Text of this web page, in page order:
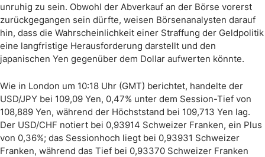
unruhig zu sein. Obwohl der Abverkauf an der Börse vorerst
zurückgegangen sein dürfte, weisen Börsenanalysten darauf
hin, dass die Wahrscheinlichkeit einer Straffung der Geldpolitik
eine langfristige Herausforderung darstellt und den
japanischen Yen gegenüber dem Dollar aufwerten könnte.
Wie in London um 10:18 Uhr (GMT) berichtet, handelte der
USD/JPY bei 109,09 Yen, 0,47% unter dem Session-Tief von
108,889 Yen, während der Höchststand bei 109,713 Yen lag.
Der USD/CHF notiert bei 0,93914 Schweizer Franken, ein Plus
von 0,36%; das Sessionhoch liegt bei 0,93931 Schweizer
Franken, während das Tief bei 0,93370 Schweizer Franken